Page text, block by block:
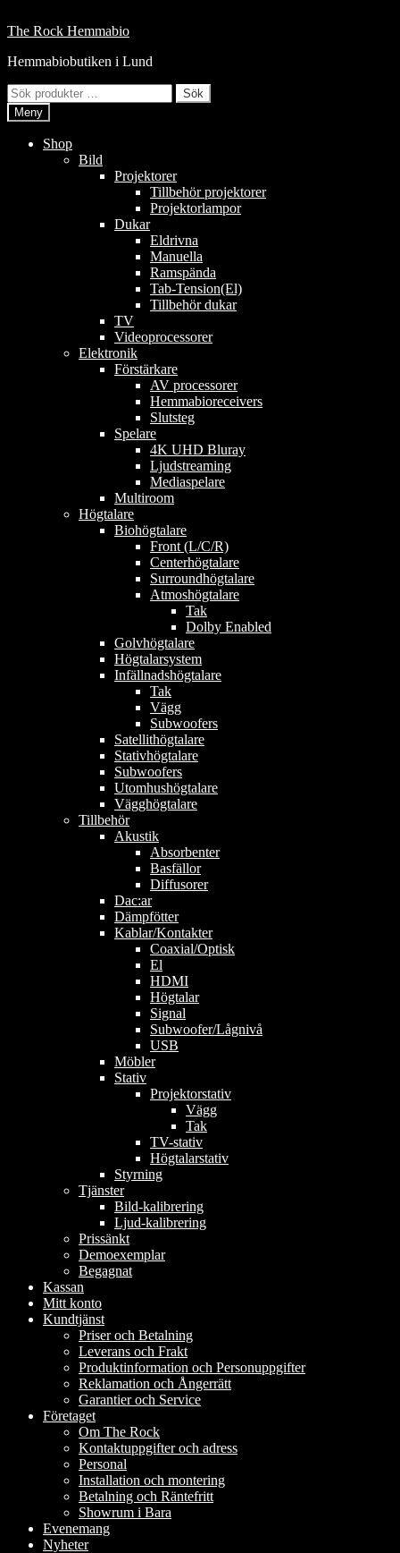
till
Hoppa
navigering
Hoppa
innehåll
The Rock Hemmabio
Hemmabiobutiken i Lund
Sök
efter:
Sök
Meny
Shop
Bild
Projektorer
Tillbehör projektorer
Projektorlampor
Dukar
Eldrivna
Manuella
Ramspända
Tab-Tension(El)
Tillbehör dukar
TV
Videoprocessorer
Elektronik
Förstärkare
AV processorer
Hemmabioreceivers
Slutsteg
Spelare
4K UHD Bluray
Ljudstreaming
Mediaspelare
Multiroom
Högtalare
Biohögtalare
Front (L/C/R)
Centerhögtalare
Surroundhögtalare
Atmoshögtalare
Tak
Dolby Enabled
Golvhögtalare
Högtalarsystem
Infällnadshögtalare
Tak
Vägg
Subwoofers
Satellithögtalare
Stativhögtalare
Subwoofers
Utomhushögtalare
Vägghögtalare
Tillbehör
Akustik
Absorbenter
Basfällor
Diffusorer
Dac:ar
Dämpfötter
Kablar/Kontakter
Coaxial/Optisk
El
HDMI
Högtalar
Signal
Subwoofer/Lågnivå
USB
Möbler
Stativ
Projektorstativ
Vägg
Tak
TV-stativ
Högtalarstativ
Styrning
Tjänster
Bild-kalibrering
Ljud-kalibrering
Prissänkt
Demoexemplar
Begagnat
Kassan
Mitt konto
Kundtjänst
Priser och Betalning
Leverans och Frakt
Produktinformation och Personuppgifter
Reklamation och Ångerrätt
Garantier och Service
Företaget
Om The Rock
Kontaktuppgifter och adress
Personal
Installation och montering
Betalning och Räntefritt
Showrum i Bara
Evenemang
Nyheter